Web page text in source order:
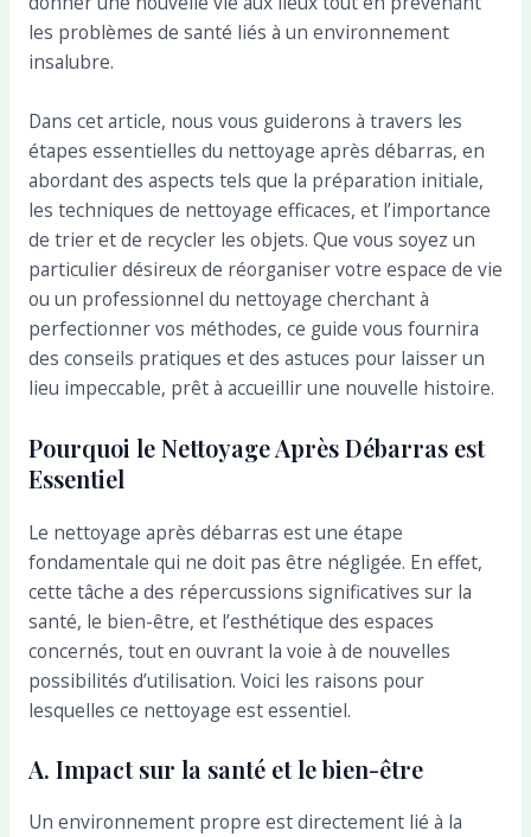
les problèmes de santé liés à un environnement
insalubre.
Dans cet article, nous vous guiderons à travers les
étapes essentielles du nettoyage après débarras, en
abordant des aspects tels que la préparation initiale,
les techniques de nettoyage efficaces, et l’importance
de trier et de recycler les objets. Que vous soyez un
particulier désireux de réorganiser votre espace de vie
ou un professionnel du nettoyage cherchant à
perfectionner vos méthodes, ce guide vous fournira
des conseils pratiques et des astuces pour laisser un
lieu impeccable, prêt à accueillir une nouvelle histoire.
Pourquoi le Nettoyage Après Débarras est
Essentiel
Le nettoyage après débarras est une étape
fondamentale qui ne doit pas être négligée. En effet,
cette tâche a des répercussions significatives sur la
santé, le bien-être, et l’esthétique des espaces
concernés, tout en ouvrant la voie à de nouvelles
possibilités d’utilisation. Voici les raisons pour
lesquelles ce nettoyage est essentiel.
A. Impact sur la santé et le bien-être
Un environnement propre est directement lié à la